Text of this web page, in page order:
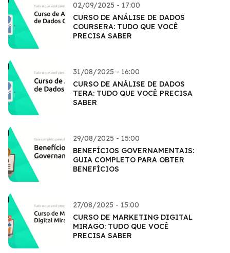
02/09/2025 - 17:00
CURSO DE ANÁLISE DE DADOS
COURSERA: TUDO QUE VOCÊ
PRECISA SABER
31/08/2025 - 16:00
CURSO DE ANÁLISE DE DADOS
TERA: TUDO QUE VOCÊ PRECISA
SABER
29/08/2025 - 15:00
BENEFÍCIOS GOVERNAMENTAIS:
GUIA COMPLETO PARA OBTER
BENEFÍCIOS
27/08/2025 - 15:00
CURSO DE MARKETING DIGITAL
MIRAGO: TUDO QUE VOCÊ
PRECISA SABER